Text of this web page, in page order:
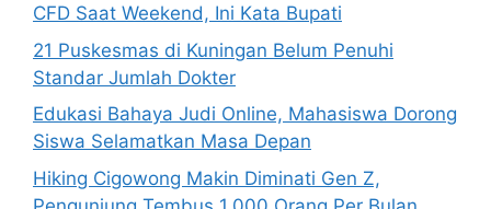
CFD Saat Weekend, Ini Kata Bupati
21 Puskesmas di Kuningan Belum Penuhi
Standar Jumlah Dokter
Edukasi Bahaya Judi Online, Mahasiswa Dorong
Siswa Selamatkan Masa Depan
Hiking Cigowong Makin Diminati Gen Z,